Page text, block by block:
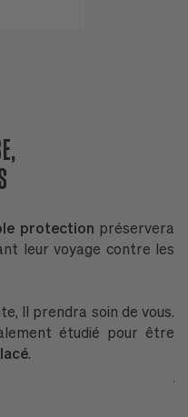
protection préservera
leur voyage contre les
Il prendra soin de vous.
étudié pour être
.